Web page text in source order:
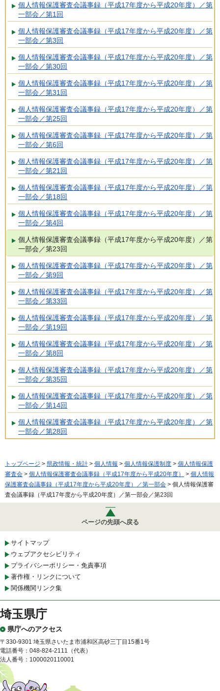
個人情報保護審査会議事録（平成17年度から平成20年度）／第
一部会／第1回
個人情報保護審査会議事録（平成17年度から平成20年度）／第
一部会／第3回
個人情報保護審査会議事録（平成17年度から平成20年度）／第
一部会／第30回
個人情報保護審査会議事録（平成17年度から平成20年度）／第
一部会／第31回
個人情報保護審査会議事録（平成17年度から平成20年度）／第
一部会／第25回
個人情報保護審査会議事録（平成17年度から平成20年度）／第
一部会／第6回
個人情報保護審査会議事録（平成17年度から平成20年度）／第
一部会／第21回
個人情報保護審査会議事録（平成17年度から平成20年度）／第
一部会／第18回
個人情報保護審査会議事録（平成17年度から平成20年度）／第
一部会／第4回
個人情報保護審査会議事録（平成17年度から平成20年度）／第
一部会／第23回
個人情報保護審査会議事録（平成17年度から平成20年度）／第
一部会／第9回
個人情報保護審査会議事録（平成17年度から平成20年度）／第
一部会／第33回
個人情報保護審査会議事録（平成17年度から平成20年度）／第
一部会／第19回
個人情報保護審査会議事録（平成17年度から平成20年度）／第
一部会／第8回
個人情報保護審査会議事録（平成17年度から平成20年度）／第
一部会／第35回
個人情報保護審査会議事録（平成17年度から平成20年度）／第
一部会／第14回
個人情報保護審査会議事録（平成17年度から平成20年度）／第
一部会／第28回
トップページ > 県政情報・統計 > 個人情報 > 個人情報保護制度 > 個人情報保護
審査会 > 個人情報保護審査会議事録（平成17年度から平成20年度） > 個人情報
保護審査会議事録（平成17年度から平成20年度）／第一部会 > 個人情報保護審
査会議事録（平成17年度から平成20年度）／第一部会／第23回
ページの先頭へ戻る
サイトマップ
ウェブアクセシビリティ
プライバシーポリシー・免責事項
著作権・リンクについて
関係機関リンク集
埼玉県庁
県庁へのアクセス
〒330-9301 埼玉県さいたま市浦和区高砂三丁目15番1号
電話番号：048-824-2111（代表）
法人番号：1000020110001